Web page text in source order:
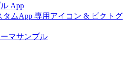
App
タムApp 専用アイコン & ピクトグ
マサンプル